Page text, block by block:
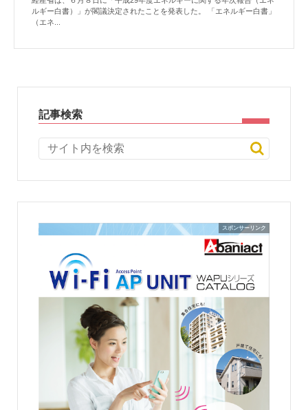
ルギー白書）」が閣議決定されたことを発表した。 「エネルギー白書」
（エネ...
記事検索